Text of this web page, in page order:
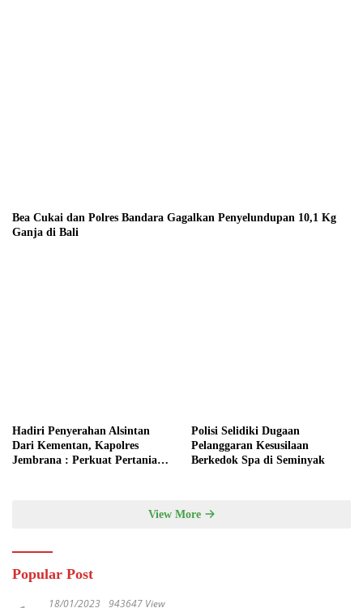
Bea Cukai dan Polres Bandara Gagalkan Penyelundupan 10,1 Kg
Ganja di Bali
Hadiri Penyerahan Alsintan
Dari Kementan, Kapolres
Jembrana : Perkuat Pertanian
Polisi Selidiki Dugaan
Pelanggaran Kesusilaan
Berkedok Spa di Seminyak
View More
Popular Post
18/01/2023 943647 View